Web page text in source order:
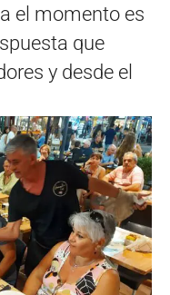
el momento es
que
y desde el